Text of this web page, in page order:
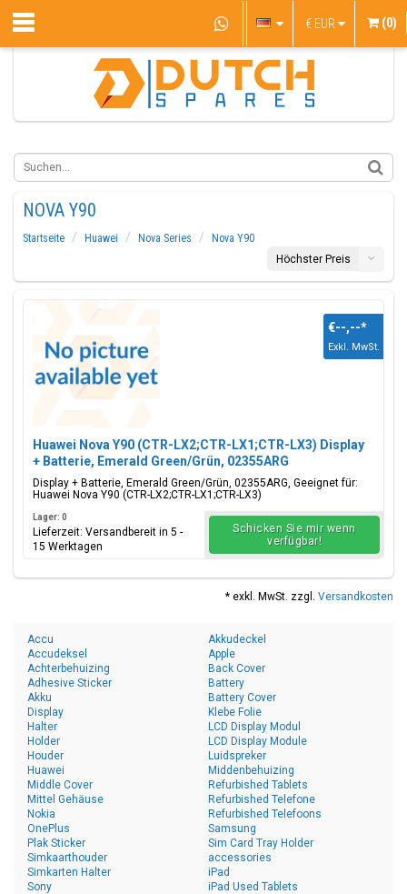
€ EUR (0)
NOVA Y90
Startseite Huawei Nova Series
Nova Y90
Höchster Preis
Huawei Nova Y90 (CTR-LX2;CTR-LX1;CTR-LX3) Display
+ Batterie, Emerald Green/Grün, 02355ARG
Display + Batterie, Emerald Green/Grün, 02355ARG, Geeignet für:
Huawei Nova Y90 (CTR-LX2;CTR-LX1;CTR-LX3)
€--,--*
Exkl. MwSt.
Lager: 0
Lieferzeit: Versandbereit in 5 -
15 Werktagen
Schicken Sie mir wenn
verfügbar!
* exkl. MwSt. zzgl. Versandkosten
Accu
Accudeksel
Achterbehuizing
Adhesive Sticker
Akku
Akkudeckel
Apple
Back Cover
Battery
Battery Cover
Display
Halter
Holder
Houder
Huawei
Klebe Folie
LCD Display Modul
LCD Display Module
Luidspreker
Middenbehuizing
Middle Cover
Mittel Gehäuse
Nokia
OnePlus
Plak Sticker
Refurbished Tablets
Refurbished Telefone
Refurbished Telefoons
Samsung
Sim Card Tray Holder
Simkaarthouder
Simkarten Halter
Sony
accessories
iPad
iPad Used Tablets